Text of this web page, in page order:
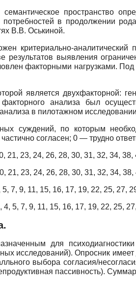
пространство
в продолжении
В.В. Оськиной.
критериально-аналитический
результатов выявления
факторными нагрузками.
является двухфакторной:
факторного анализа был
в пилотажном
суждений, по которым
согласен; 0 — трудно
23, 24, 26, 28, 30, 31, 32, 34, 38,
23, 24, 26, 28, 30, 31, 32, 34, 38,
7, 9, 11, 15, 16, 17, 19, 22, 25, 27,
5, 7, 9, 11, 15, 16, 17, 19, 22, 25,
для
исследований). Опросник
выбора согласия/
пассивность).